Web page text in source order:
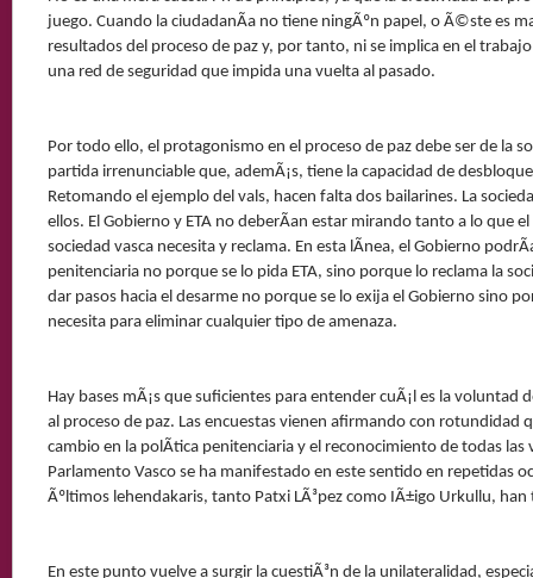
juego. Cuando la ciudadanÃ­a no tiene ningÃºn papel, o Ã©ste es
resultados del proceso de paz y, por tanto, ni se implica en el
una red de seguridad que impida una vuelta al pasado.
Por todo ello, el protagonismo en el proceso de paz debe ser de la
partida irrenunciable que, ademÃ¡s, tiene la capacidad de
Retomando el ejemplo del vals, hacen falta dos bailarines. La
ellos. El Gobierno y ETA no deberÃ­an estar mirando tanto a lo que
sociedad vasca necesita y reclama. En esta lÃ­nea, el Gobierno
penitenciaria no porque se lo pida ETA, sino porque lo reclama la
dar pasos hacia el desarme no porque se lo exija el Gobierno sino
necesita para eliminar cualquier tipo de amenaza.
Hay bases mÃ¡s que suficientes para entender cuÃ¡l es la voluntad
al proceso de paz. Las encuestas vienen afirmando con rotundidad
cambio en la polÃ­tica penitenciaria y el reconocimiento de todas
Parlamento Vasco se ha manifestado en este sentido en repetidas
Ãºltimos lehendakaris, tanto Patxi LÃ³pez como IÃ±igo Urkullu,
En este punto vuelve a surgir la cuestiÃ³n de la unilateralidad,